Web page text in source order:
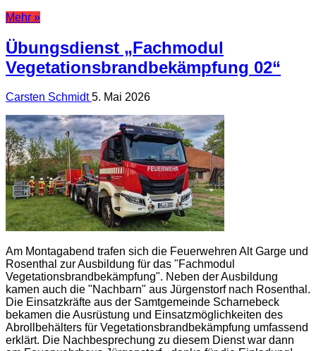
Mehr »
Übungsdienst „Fachmodul
Vegetationsbrandbekämpfung 02“
Carsten Schmidt5. Mai 2026
Am Montagabend trafen sich die Feuerwehren Alt Garge und
Rosenthal zur Ausbildung für das "Fachmodul
Vegetationsbrandbekämpfung". Neben der Ausbildung
kamen auch die "Nachbarn" aus Jürgenstorf nach Rosenthal.
Die Einsatzkräfte aus der Samtgemeinde Scharnebeck
bekamen die Ausrüstung und Einsatzmöglichkeiten des
Abrollbehälters für Vegetationsbrandbekämpfung umfassend
erklärt. Die Nachbesprechung zu diesem Dienst war dann